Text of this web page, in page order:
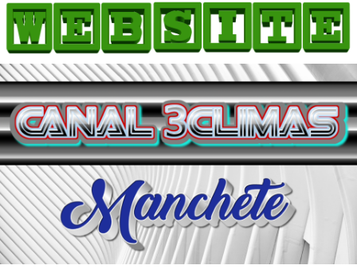
HOME
COMO ANUNCIAR
JORNAIS DO BRASIL
PODCAST/NOTÍCIAS
AS NOTÍCIAS DO DIA
ACONTECEU...VIROU MANCHETE!
BLOGS & COLUNAS